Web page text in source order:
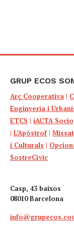
GRUP ECOS
Arç Cooperativa |
Enginyeria i
ETCS | iACTA
| L’Apòstrof|
i Culturals |
SostreCívic
Casp, 43 baixos
08010 Barcelona